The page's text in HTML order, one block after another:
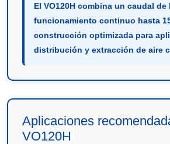
El VO120H combina un caudal de
funcionamiento continuo hasta
construcción optimizada para
distribución y extracción de aire
Aplicaciones
VO120H